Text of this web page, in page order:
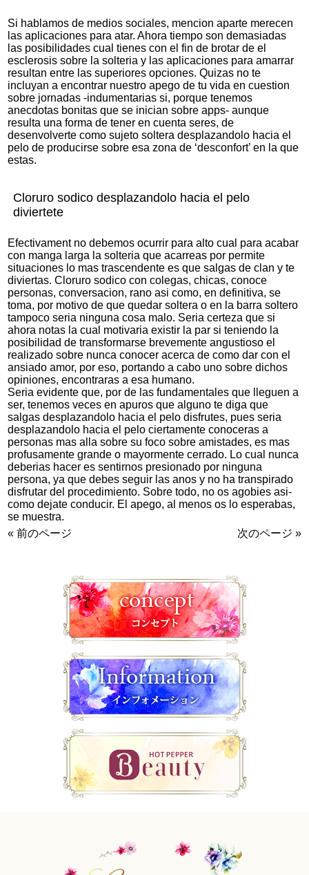
Si hablamos de medios sociales, mencion aparte merecen
las aplicaciones para atar. Ahora tiempo son demasiadas
las posibilidades cual tienes con el fin de brotar de el
esclerosis sobre la solteria y las aplicaciones para amarrar
resultan entre las superiores opciones. Quizas no te
incluyan a encontrar nuestro apego de tu vida en cuestion
sobre jornadas -indumentarias si, porque tenemos
anecdotas bonitas que se inician sobre apps- aunque
resulta una forma de tener en cuenta seres, de
desenvolverte como sujeto soltera desplazandolo hacia el
pelo de producirse sobre esa zona de ‘desconfort’ en la que
estas.
Cloruro sodico desplazandolo hacia el pelo
diviertete
Efectivament no debemos ocurrir para alto cual para acabar
con manga larga la solteria que acarreas por permite
situaciones lo mas trascendente es que salgas de clan y te
diviertas. Cloruro sodico con colegas, chicas, conoce
personas, conversacion, rano asi­ como, en definitiva, se
toma, por motivo de que quedar soltera o en la barra soltero
tampoco seri­a ninguna cosa malo. Seri­a certeza que si
ahora notas la cual motivaria existir la par si teniendo la
posibilidad de transformarse brevemente angustioso el
realizado sobre nunca conocer acerca de como dar con el
ansiado amor, por eso, portando a cabo uno sobre dichos
opiniones, encontraras a esa humano.
Seri­a evidente que, por de las fundamentales que lleguen a
ser, tenemos veces en apuros que alguno te diga que
salgas desplazandolo hacia el pelo disfrutes, pues seri­a
desplazandolo hacia el pelo ciertamente conoceras a
personas mas alla sobre su foco sobre amistades, es mas
profusamente grande o mayormente cerrado. Lo cual nunca
deberias hacer es sentirnos presionado por ninguna
persona, ya que debes seguir las anos y no ha transpirado
disfrutar del procedimiento. Sobre todo, no os agobies asi­
como dejate conducir. El apego, al menos os lo esperabas,
se muestra.
« 前のページ
次のページ »